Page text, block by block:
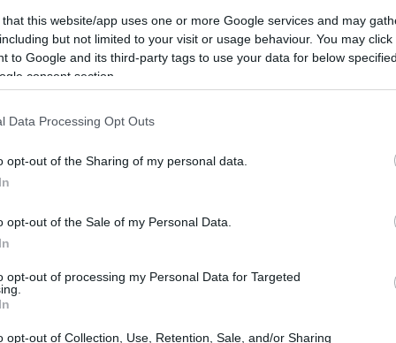
that this website/app uses one or more Google services and may
but not limited to your visit or usage behaviour. You may
to Google and its third-party tags to use your data for below
consent section.
Data Processing Opt Outs
opt-out of the Sharing of my personal data.
opt-out of the Sale of my Personal Data.
opt-out of processing my Personal Data for Targeted
opt-out of Collection, Use, Retention, Sale, and/or Sharing
di uscita. Solo un anno fa, alla fine di
intenso fino all’ultimo per acquistare il
l’importo della clausola (25 milioni), e
ferma, senza aprire a trattative, quindi
e quest’anno il suo valore è
uno degli asset più importanti del club. Il
compresa l’adeguamento dell’IPC:
non è isolata. Negli ultimi due anni,
mirate a ottenere il massimo,
sessione estiva del 2023, sotto la nuova
cominciato a farsi rispettare, realizzando
critico dopo la retrocessione in Segunda.
ceduti, ma hanno portato un buon